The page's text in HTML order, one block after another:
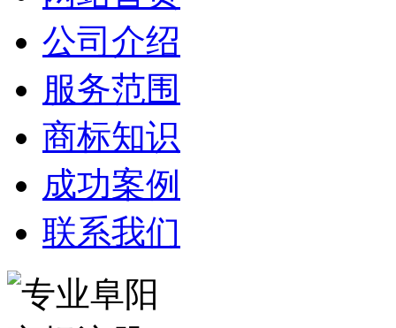
公司介绍
服务范围
商标知识
成功案例
联系我们